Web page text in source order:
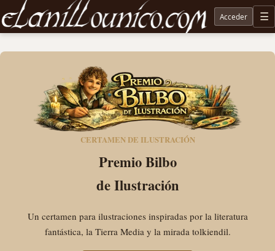
Noticias sobre Tolkien: El Señor de los Anillos, Los Anillos de Poder, La Caza de Gollum, la
Acceder
CERTAMEN DE ILUSTRACIÓN
Premio Bilbo
de Ilustración
Un certamen para ilustraciones inspiradas por la literatura
fantástica, la Tierra Media y la mirada tolkiendil.